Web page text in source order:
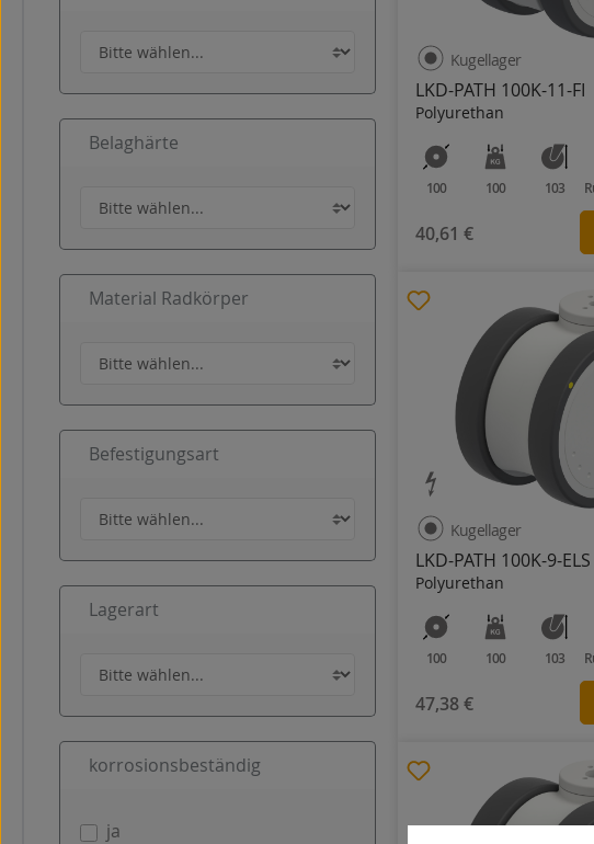
Belaghärte
Material Radkörper
Befestigungsart
Lagerart
korrosionsbeständig
ja
LKD-PATH 100K-11-FI
Polyurethan
Kugellager
100 100 103
40,61 €
LKD-PATH 100K-9-ELS
Polyurethan
Kugellager
100 100 103
47,38 €